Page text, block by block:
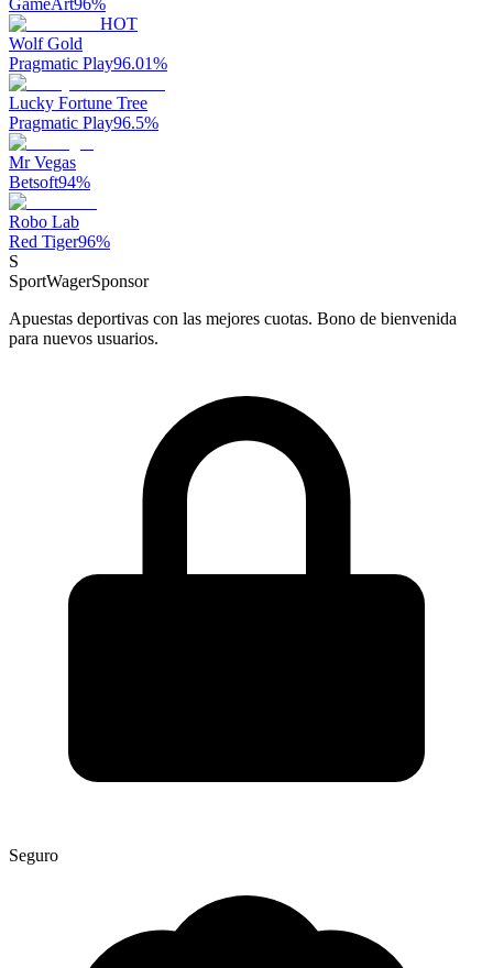
HOT
Wolf Gold
Pragmatic Play96.01%
Lucky Fortune Tree
Pragmatic Play96.5%
Mr Vegas
Betsoft94%
Robo Lab
Red Tiger96%
S
SportWagerSponsor
Apuestas deportivas con las mejores cuotas. Bono de bienvenida
para nuevos usuarios.
Seguro